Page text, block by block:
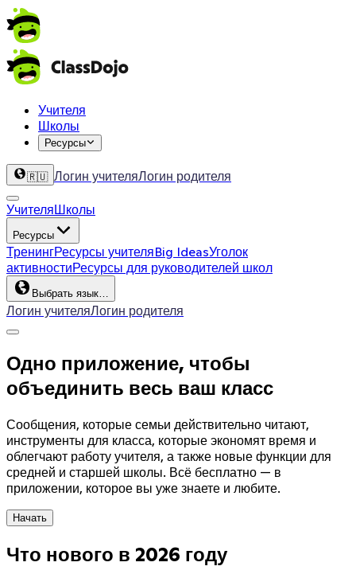
Учителя
Школы
Ресурсы
🇷🇺 Логин учителяЛогин родителя
УчителяШколы
Ресурсы
ТренингРесурсы учителяBig IdeasУголок
активностиРесурсы для руководителей школ
Выбрать язык…
Логин учителяЛогин родителя
Одно приложение, чтобы
объединить весь ваш класс
Сообщения, которые семьи действительно читают,
инструменты для класса, которые экономят время и
облегчают работу учителя, а также новые функции для
средней и старшей школы. Всё бесплатно — в
приложении, которое вы уже знаете и любите.
Начать
Что нового в 2026 году